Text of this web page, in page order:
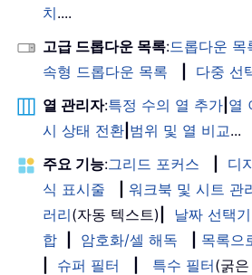
치....
고급 드롭다운 목록:드롭다운
속형 드롭다운 목록
다중 선
열 관리자:특정 수의 열 추가 열
시 상태 전환 범위 및 열 비교...
주요 기능:그리드 포커스 디
식 표시줄
워크북 및 시트 관
러리(자동 텍스트) 날짜 선택기
합
암호화/셀 해독
목록으
슈퍼 필터 특수 필터(굵